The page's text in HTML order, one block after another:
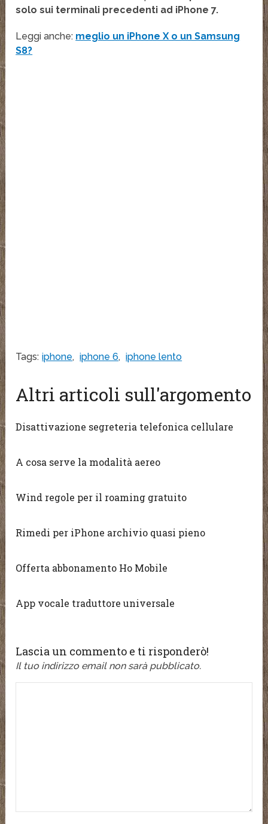
solo sui terminali precedenti ad iPhone 7.
Leggi anche: meglio un iPhone X o un Samsung
S8?
Tags: iphone, iphone 6, iphone lento
Altri articoli sull'argomento
Disattivazione segreteria telefonica cellulare
A cosa serve la modalità aereo
Wind regole per il roaming gratuito
Rimedi per iPhone archivio quasi pieno
Offerta abbonamento Ho Mobile
App vocale traduttore universale
Lascia un commento e ti risponderò!
Il tuo indirizzo email non sarà pubblicato.